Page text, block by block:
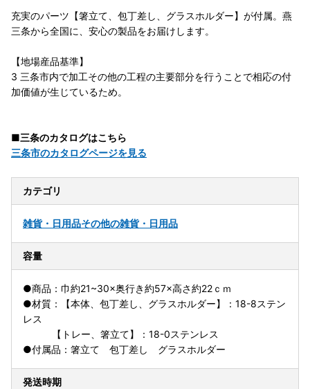
充実のパーツ【箸立て、包丁差し、グラスホルダー】が付属。燕
三条から全国に、安心の製品をお届けします。
【地場産品基準】
3 三条市内で加工その他の工程の主要部分を行うことで相応の付
加価値が生じているため。
■三条のカタログはこちら
三条市のカタログページを見る
カテゴリ
雑貨・日用品その他の雑貨・日用品
容量
●商品：巾約21~30×奥行き約57×高さ約22ｃｍ
●材質：【本体、包丁差し、グラスホルダー】：18-8ステン
レス
【トレー、箸立て】：18-0ステンレス
●付属品：箸立て 包丁差し グラスホルダー
発送時期